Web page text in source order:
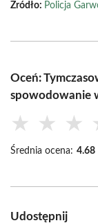
Źródło: Policja
Oceń:
spowodowanie
★ ★ ★
Średnia ocena: 4.68
Udostępnij